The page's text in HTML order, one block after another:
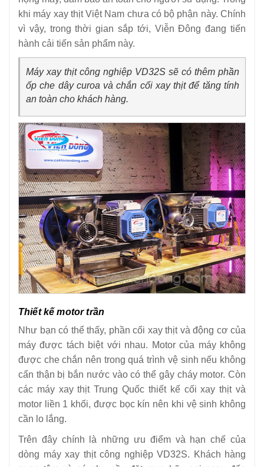
khi máy xay thịt Việt Nam chưa có bộ phận này. Chính
vì vậy, trong thời gian sắp tới, Viễn Đông đang tiến
hành cải tiến sản phẩm này.
Máy xay thịt công nghiệp VD32S sẽ có thêm phần
ốp che dây curoa và chắn cối xay thịt để tăng tính
an toàn cho khách hàng.
Thiết kế motor trần
Như bạn có thể thấy, phần cối xay thịt và động cơ của
máy được tách biệt với nhau. Motor của máy không
được che chắn nên trong quá trình vệ sinh nếu không
cẩn thận bị bắn nước vào có thể gây cháy motor. Còn
các máy xay thịt Trung Quốc thiết kế cối xay thịt và
motor liền 1 khối, được bọc kín nên khi vệ sinh không
cần lo lắng.
Trên đây chính là những ưu điểm và hạn chế của
dòng máy xay thịt công nghiệp VD32S. Khách hàng